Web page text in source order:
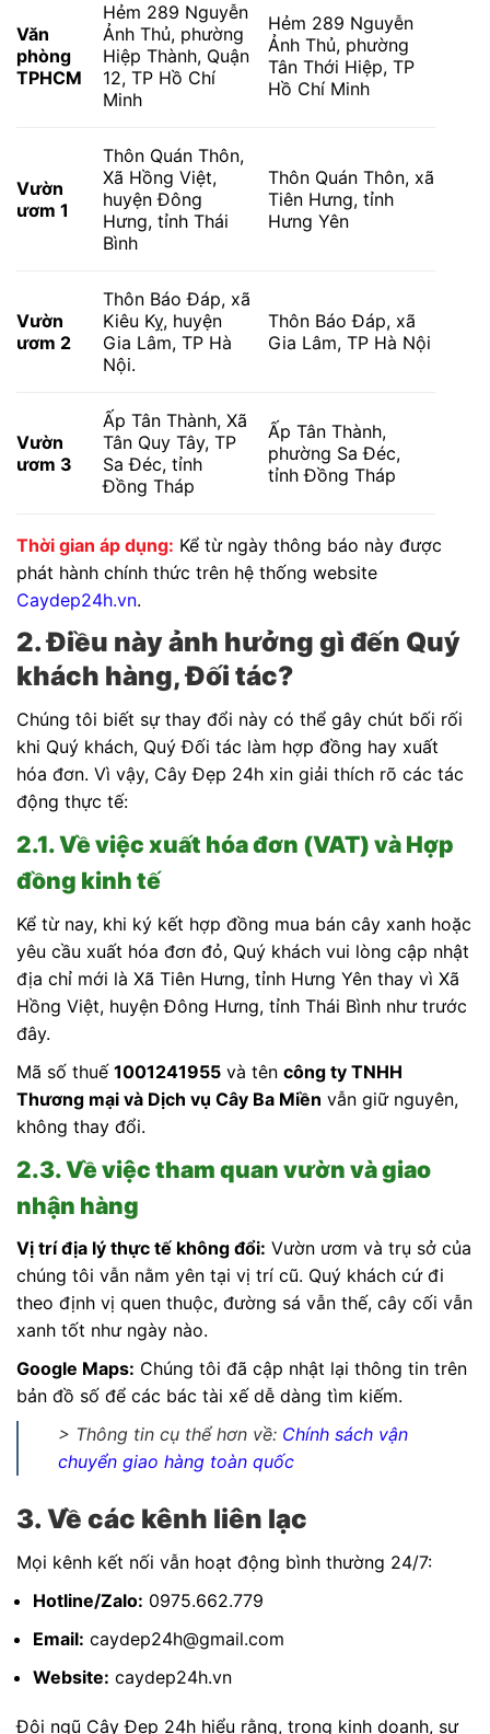
Văn
phòng
TPHCM
Hẻm 289 Nguyễn
Ảnh Thủ, phường
Hiệp Thành, Quận
12, TP Hồ Chí
Minh
Hẻm 289 Nguyễn
Ảnh Thủ, phường
Tân Thới Hiệp, TP
Hồ Chí Minh
Vườn
ươm 1
Thôn Quán Thôn,
Xã Hồng Việt,
huyện Đông
Hưng, tỉnh Thái
Bình
Thôn Quán Thôn, xã
Tiên Hưng, tỉnh
Hưng Yên
Vườn
ươm 2
Thôn Báo Đáp, xã
Kiêu Kỵ, huyện
Gia Lâm, TP Hà
Nội.
Thôn Báo Đáp, xã
Gia Lâm, TP Hà Nội
Vườn
ươm 3
Ấp Tân Thành, Xã
Tân Quy Tây, TP
Sa Đéc, tỉnh
Đồng Tháp
Ấp Tân Thành,
phường Sa Đéc,
tỉnh Đồng Tháp
Thời gian áp dụng: Kể từ ngày thông báo này được
phát hành chính thức trên hệ thống website
Caydep24h.vn.
2. Điều này ảnh hưởng gì đến Quý
khách hàng, Đối tác?
Chúng tôi biết sự thay đổi này có thể gây chút bối rối
khi Quý khách, Quý Đối tác làm hợp đồng hay xuất
hóa đơn. Vì vậy, Cây Đẹp 24h xin giải thích rõ các tác
động thực tế:
2.1. Về việc xuất hóa đơn (VAT) và Hợp
đồng kinh tế
Kể từ nay, khi ký kết hợp đồng mua bán cây xanh hoặc
yêu cầu xuất hóa đơn đỏ, Quý khách vui lòng cập nhật
địa chỉ mới là Xã Tiên Hưng, tỉnh Hưng Yên thay vì Xã
Hồng Việt, huyện Đông Hưng, tỉnh Thái Bình như trước
đây.
Mã số thuế 1001241955 và tên công ty TNHH
Thương mại và Dịch vụ Cây Ba Miền vẫn giữ nguyên,
không thay đổi.
2.3. Về việc tham quan vườn và giao
nhận hàng
Vị trí địa lý thực tế không đổi: Vườn ươm và trụ sở của
chúng tôi vẫn nằm yên tại vị trí cũ. Quý khách cứ đi
theo định vị quen thuộc, đường sá vẫn thế, cây cối vẫn
xanh tốt như ngày nào.
Google Maps: Chúng tôi đã cập nhật lại thông tin trên
bản đồ số để các bác tài xế dễ dàng tìm kiếm.
> Thông tin cụ thể hơn về: Chính sách vận
chuyển giao hàng toàn quốc
3. Về các kênh liên lạc
Mọi kênh kết nối vẫn hoạt động bình thường 24/7:
Hotline/Zalo: 0975.662.779
Email: caydep24h@gmail.com
Website: caydep24h.vn
Đội ngũ Cây Đẹp 24h hiểu rằng, trong kinh doanh, sự